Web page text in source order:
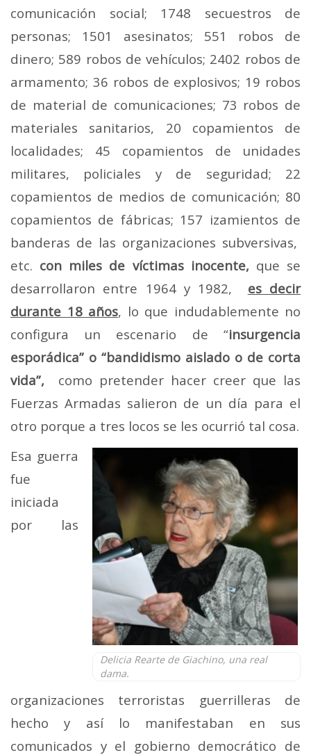
comunicación social; 1748 secuestros de
personas; 1501 asesinatos; 551 robos de
dinero; 589 robos de vehículos; 2402 robos de
armamento; 36 robos de explosivos; 19 robos
de material de comunicaciones; 73 robos de
materiales sanitarios, 20 copamientos de
localidades; 45 copamientos de unidades
militares, policiales y de seguridad; 22
copamientos de medios de comunicación; 80
copamientos de fábricas; 157 izamientos de
banderas de las organizaciones subversivas,
etc. con miles de víctimas inocente, que se
desarrollaron entre 1964 y 1982, es decir
durante 18 años, lo que indudablemente no
configura un escenario de “insurgencia
esporádica” o “bandidismo aislado o de corta
vida”, como pretender hacer creer que las
Fuerzas Armadas salieron de un día para el
otro porque a tres locos se les ocurrió tal cosa.
Delicia Rearte de Giachino, una real
dama.
Esa guerra
fue
iniciada
por las
organizaciones terroristas guerrilleras de
hecho y así lo manifestaban en sus
comunicados y el gobierno democrático de